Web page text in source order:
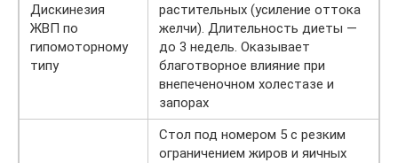
Дискинезия
ЖВП по
гипомоторному
типу
растительных (усиление оттока
желчи). Длительность диеты —
до 3 недель. Оказывает
благотворное влияние при
внепеченочном холестазе и
запорах
Стол под номером 5 с резким
ограничением жиров и яичных